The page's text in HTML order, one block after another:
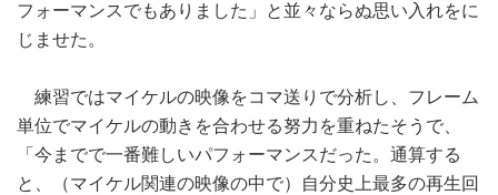
フォーマンスでもありました」と並々ならぬ思い入れをに
じませた。
練習ではマイケルの映像をコマ送りで分析し、フレーム
単位でマイケルの動きを合わせる努力を重ねたそうで、
「今までで一番難しいパフォーマンスだった。通算する
と、（マイケル関連の映像の中で）自分史上最多の再生回